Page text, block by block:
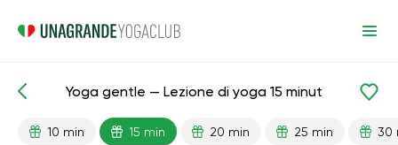
Lezioni pronte Inizio Flessibilità
Yoga gentle — Lezione di yoga 15 minut
10 min 15 min 20 min 25 min 30